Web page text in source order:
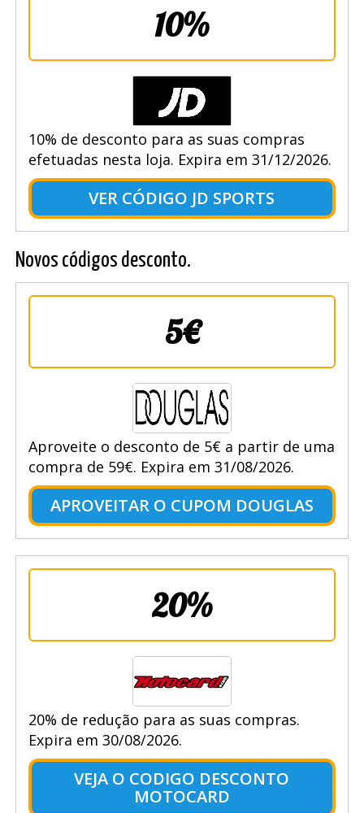
10%
10% de desconto para as suas compras
efetuadas nesta loja. Expira em 31/12/2026.
VER CÓDIGO JD SPORTS
Novos códigos desconto.
5€
Aproveite o desconto de 5€ a partir de uma
compra de 59€. Expira em 31/08/2026.
APROVEITAR O CUPOM DOUGLAS
20%
20% de redução para as suas compras.
Expira em 30/08/2026.
VEJA O CODIGO DESCONTO
MOTOCARD